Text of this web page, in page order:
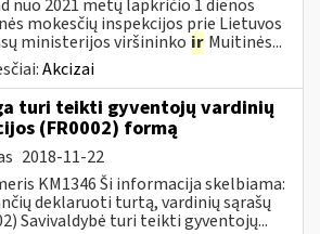
nuo 2021 metų lapkričio 1 dienos
mokesčių inspekcijos prie Lietuvos
ministerijos viršininko ir Muitinės...
Akcizai
turi teikti gyventojų vardinių
(FR0002) formą
2018-11-22
KM1346 Ši informacija skelbiama:
deklaruoti turtą, vardinių sąrašų
Savivaldybė turi teikti gyventojų...